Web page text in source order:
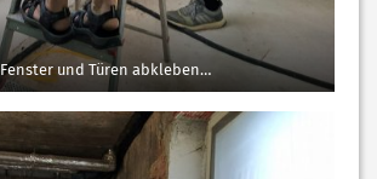
Fenster und Türen abkleben…